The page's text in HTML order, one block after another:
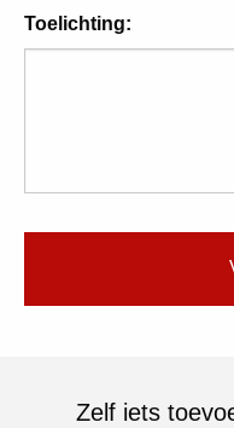
Toelichting:
Zelf iets